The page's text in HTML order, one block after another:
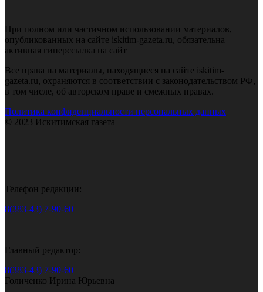
При полном или частичном использовании материалов,
опубликованных на сайте iskitim-gazeta.ru, обязательна
активная гиперссылка на сайт
Все права на материалы, находящиеся на сайте iskitim-
gazeta.ru, охраняются в соответствии с законодательством РФ,
в том числе, об авторском праве и смежных правах.
Политика конфиденциальности персональных данных
© 2023 Искитимская газета
Телефон редакции:
8(383-43) 7-90-60
Главный редактор:
8(383-43) 7-90-60
Голиченко Ирина Юрьевна